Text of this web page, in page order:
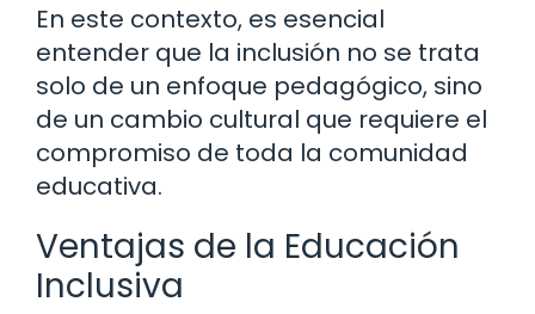
En este contexto, es esencial
entender que la inclusión no se trata
solo de un enfoque pedagógico, sino
de un cambio cultural que requiere el
compromiso de toda la comunidad
educativa.
Ventajas de la Educación
Inclusiva